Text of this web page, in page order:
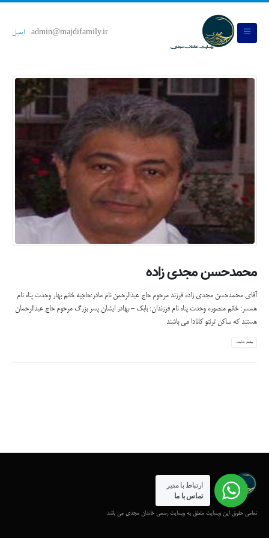
admin@majdifamily.ir ایمیل
محمدحسن مجدی زاده
آقای محمدحسن مجدی زاده فرزند مرحوم حاج عبدالرحمن نام مادر:حاجیه خانم بهار وحدت پناه نام
همسر: خانم منصوره وحدت پناه نام فرزندان: بابک - بهادر ایشان پسر بزرگ مرحوم حاج عبدالرحمان
هستند که ساکن ترنتو کانادا می باشند
بیشتر بدانید...
تمامی حقوق این وبسایت متعلق به وبسایت رسمی خاندان مجدی می باشد
ارتباط با مدیر
تماس با ما